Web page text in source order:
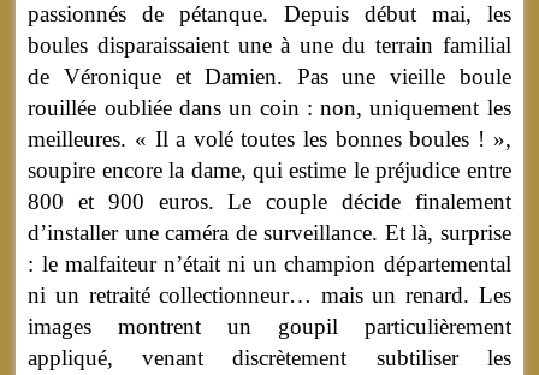
passionnés de pétanque. Depuis début mai, les
boules disparaissaient une à une du terrain familial
de Véronique et Damien. Pas une vieille boule
rouillée oubliée dans un coin : non, uniquement les
meilleures. « Il a volé toutes les bonnes boules ! »,
soupire encore la dame, qui estime le préjudice entre
800 et 900 euros. Le couple décide finalement
d’installer une caméra de surveillance. Et là, surprise
: le malfaiteur n’était ni un champion départemental
ni un retraité collectionneur… mais un renard. Les
images montrent un goupil particulièrement
appliqué, venant discrètement subtiliser les